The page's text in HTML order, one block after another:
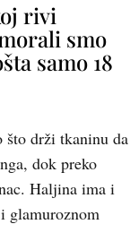
rivi
smo
samo 18
što drži tkaninu da
dok preko
Haljina ima i
glamuroznom